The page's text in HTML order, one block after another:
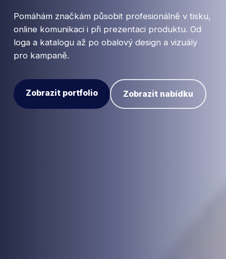
Pomáhám značkám působit profesionálně v tisku,
online komunikaci i při prezentaci produktu. Od
loga a katalogu až po obalový design a vizuály
pro kampaně.
Zobrazit portfolio Zobrazit nabídku